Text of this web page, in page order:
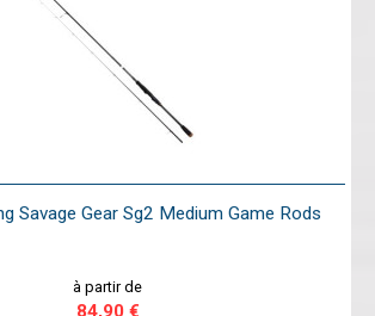
Savage Gear Sg2 Medium Game Rods
à partir de
84,90 €